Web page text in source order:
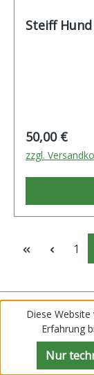
Steiff
Regulärer
50,00 €
zzgl.
1
Service
Diese
Erfahrung
Nur